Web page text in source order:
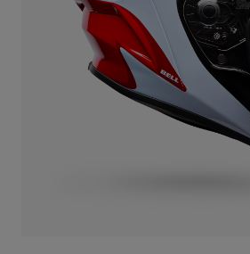
Adventure
Retro
Urban
BMX